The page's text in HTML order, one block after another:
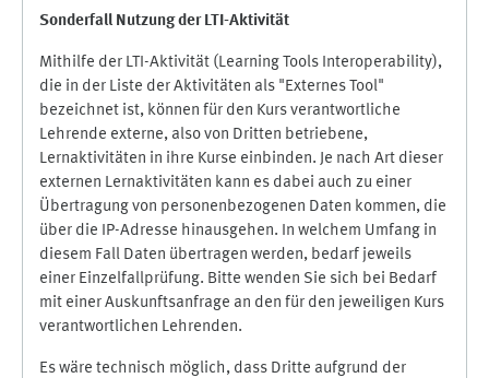
Sonderfall Nutzung der LTI-Aktivität
Mithilfe der LTI-Aktivität (Learning Tools Interoperability),
die in der Liste der Aktivitäten als "Externes Tool"
bezeichnet ist, können für den Kurs verantwortliche
Lehrende externe, also von Dritten betriebene,
Lernaktivitäten in ihre Kurse einbinden. Je nach Art dieser
externen Lernaktivitäten kann es dabei auch zu einer
Übertragung von personenbezogenen Daten kommen, die
über die IP-Adresse hinausgehen. In welchem Umfang in
diesem Fall Daten übertragen werden, bedarf jeweils
einer Einzelfallprüfung. Bitte wenden Sie sich bei Bedarf
mit einer Auskunftsanfrage an den für den jeweiligen Kurs
verantwortlichen Lehrenden.
Es wäre technisch möglich, dass Dritte aufgrund der